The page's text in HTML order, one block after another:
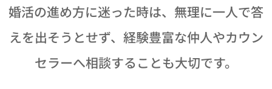
婚活の進め方に迷った時は、無理に一人で答
えを出そうとせず、経験豊富な仲人やカウン
セラーへ相談することも大切です。